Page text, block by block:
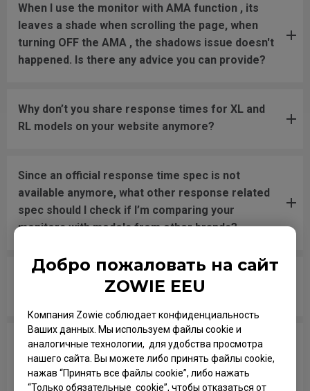
Добро пожаловать на сайт
ZOWIE EEU
Компания Zowie соблюдает конфиденциальность
Ваших данных. Мы используем файлы cookie и
аналогичные технологии, для удобства просмотра
нашего сайта. Вы можете либо принять файлы cookie,
нажав “Принять все файлы cookie”, либо нажать
“Только обязательные cookie”, чтобы отказаться от
When I use the monitor with AMA function , its
leaves a shade when scrolling the page, when
turning OFF the AMA , the shadows issue doesn't
happened. Is there any advice you can provide?
Why don’t you share response times for XL and
RL models on your website anymore?
Since an official response time spec is not
available anymore, what other response related
spec should I check if I’m comparing your
monitors with models from other brands?
Are all ZOWIE monitors or only certain models
What is the difference between FreeSync,
FreeSync Premium, and FreeSync Premium Pro
(or FreeSync 2)?